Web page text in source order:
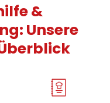
&
Unsere